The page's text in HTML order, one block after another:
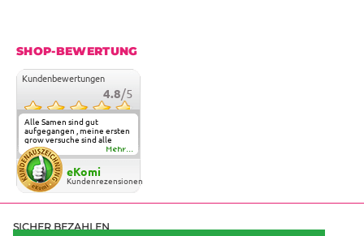
SHOP-BEWERTUNG
Kundenbewertungen
4.8/5
Alle Samen sind gut
aufgegangen , meine ersten
grow versuche sind alle
geglückt. Die Sorten und
Anbieter Vielfalt
überzeugen sehr . Werde
wohl immer hier bestellen !
Mehr...
eKomi
Kundenrezensionen
SICHER BEZAHLEN